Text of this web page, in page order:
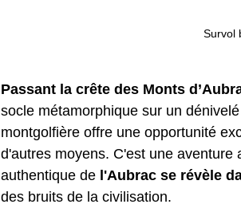
Survol
Passant la crête des Monts
socle métamorphique sur un
montgolfière offre une opportunité
d'autres moyens. C'est une
authentique de l'Aubrac se révèle
des bruits de la civilisation.